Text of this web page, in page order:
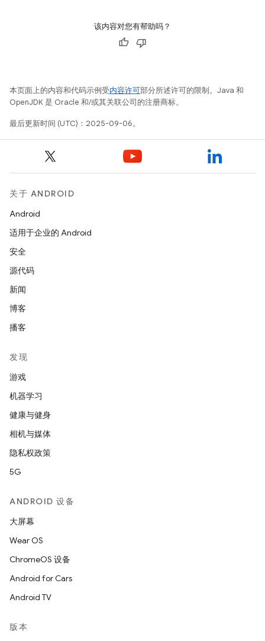
该内容对您有帮助吗？
本页面上的内容和代码示例受内容许可部分所述许可的限制。Java 和
OpenJDK 是 Oracle 和/或其关联公司的注册商标。
最后更新时间 (UTC)：2025-09-06。
关于 ANDROID
Android
适用于企业的 Android
安全
源代码
新闻
博客
播客
发现
游戏
机器学习
健康与健身
相机与媒体
隐私权政策
5G
ANDROID 设备
大屏幕
Wear OS
ChromeOS 设备
Android for Cars
Android TV
版本